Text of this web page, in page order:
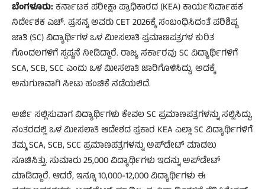
ಬೆಂಗಳೂರು: ಕರ್ನಾಟಕ ಪರೀಕ್ಷಾ ಪ್ರಾಧಿಕಾರದ (KEA) ಕಾರ್ಯನಿರ್ವಾಹಕ
ನಿರ್ದೇಶಕ ಎಚ್. ಪ್ರಸನ್ನ ಅವರು CET 2026ಕ್ಕೆ ಸಂಬಂಧಿಸಿದಂತೆ ಪರಿಶಿಷ್ಟ
ಜಾತಿ (SC) ವಿದ್ಯಾರ್ಥಿಗಳ ಒಳ ಮೀಸಲಾತಿ ಪ್ರಮಾಣಪತ್ರಗಳ ಕುರಿತ
ಗೊಂದಲಗಳಿಗೆ ಸ್ಪಷ್ಟನೆ ನೀಡಿದ್ದಾರೆ. ರಾಜ್ಯ ಸರ್ಕಾರವು SC ವಿದ್ಯಾರ್ಥಿಗಳಿಗೆ
SCA, SCB, SCC ಎಂದು ಒಳ ಮೀಸಲಾತಿ ಜಾರಿಗೊಳಿಸಿದ್ದು, ಅದಕ್ಕೆ
ಅನುಗುಣವಾಗಿ ಸೀಟು ಹಂಚಿಕೆ ನಡೆಯಲಿದೆ.
ಅರ್ಜಿ ಸಲ್ಲಿಸುವಾಗ ವಿದ್ಯಾರ್ಥಿಗಳು ಕೇವಲ SC ಪ್ರಮಾಣಪತ್ರಗಳನ್ನು ಸಲ್ಲಿಸಿದ್ದು,
ನಂತರದಲ್ಲಿ ಒಳ ಮೀಸಲಾತಿ ಆದೇಶದ ಪ್ರಕಾರ KEA ಎಲ್ಲಾ SC ವಿದ್ಯಾರ್ಥಿಗಳಿಗೆ
ತಮ್ಮ SCA, SCB, SCC ಪ್ರಮಾಣಪತ್ರಗಳನ್ನು ಅಪ್‌ಡೇಟ್ ಮಾಡಲು
ಸೂಚಿಸಿತ್ತು. ಸುಮಾರು 25,000 ವಿದ್ಯಾರ್ಥಿಗಳು ಇದನ್ನು ಅಪ್‌ಡೇಟ್
ಮಾಡಿದ್ದಾರೆ. ಆದರೆ, ಇನ್ನೂ 10,000-12,000 ವಿದ್ಯಾರ್ಥಿಗಳು ಈ